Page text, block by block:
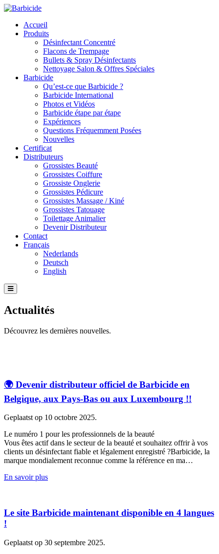
Accueil
Produits
Désinfectant Concentré
Flacons de Trempage
Bullets & Spray Désinfectants
Nettoyage Salon & Offres Spéciales
Barbicide
Qu’est-ce que Barbicide ?
Barbicide International
Photos et Vidéos
Barbicide étape par étape
Expériences
Questions Fréquemment Posées
Nouvelles
Certificat
Distributeurs
Grossistes Beauté
Grossistes Coiffure
Grossiste Onglerie
Grossistes Pédicure
Grossistes Massage / Kiné
Grossistes Tatouage
Toilettage Animalier
Devenir Distributeur
Contact
Français
Nederlands
Deutsch
English
Actualités
Découvrez les dernières nouvelles.
🌍 Devenir distributeur officiel de Barbicide en
Belgique, aux Pays-Bas ou aux Luxembourg !!
Geplaatst op 10 octobre 2025.
Le numéro 1 pour les professionnels de la beauté
Vous êtes actif dans le secteur de la beauté et souhaitez offrir à vos
clients un désinfectant fiable et légalement enregistré ?Barbicide, la
marque mondialement reconnue comme la référence en ma…
En savoir plus
Le site Barbicide maintenant disponible en 4 langues
!
Geplaatst op 30 septembre 2025.